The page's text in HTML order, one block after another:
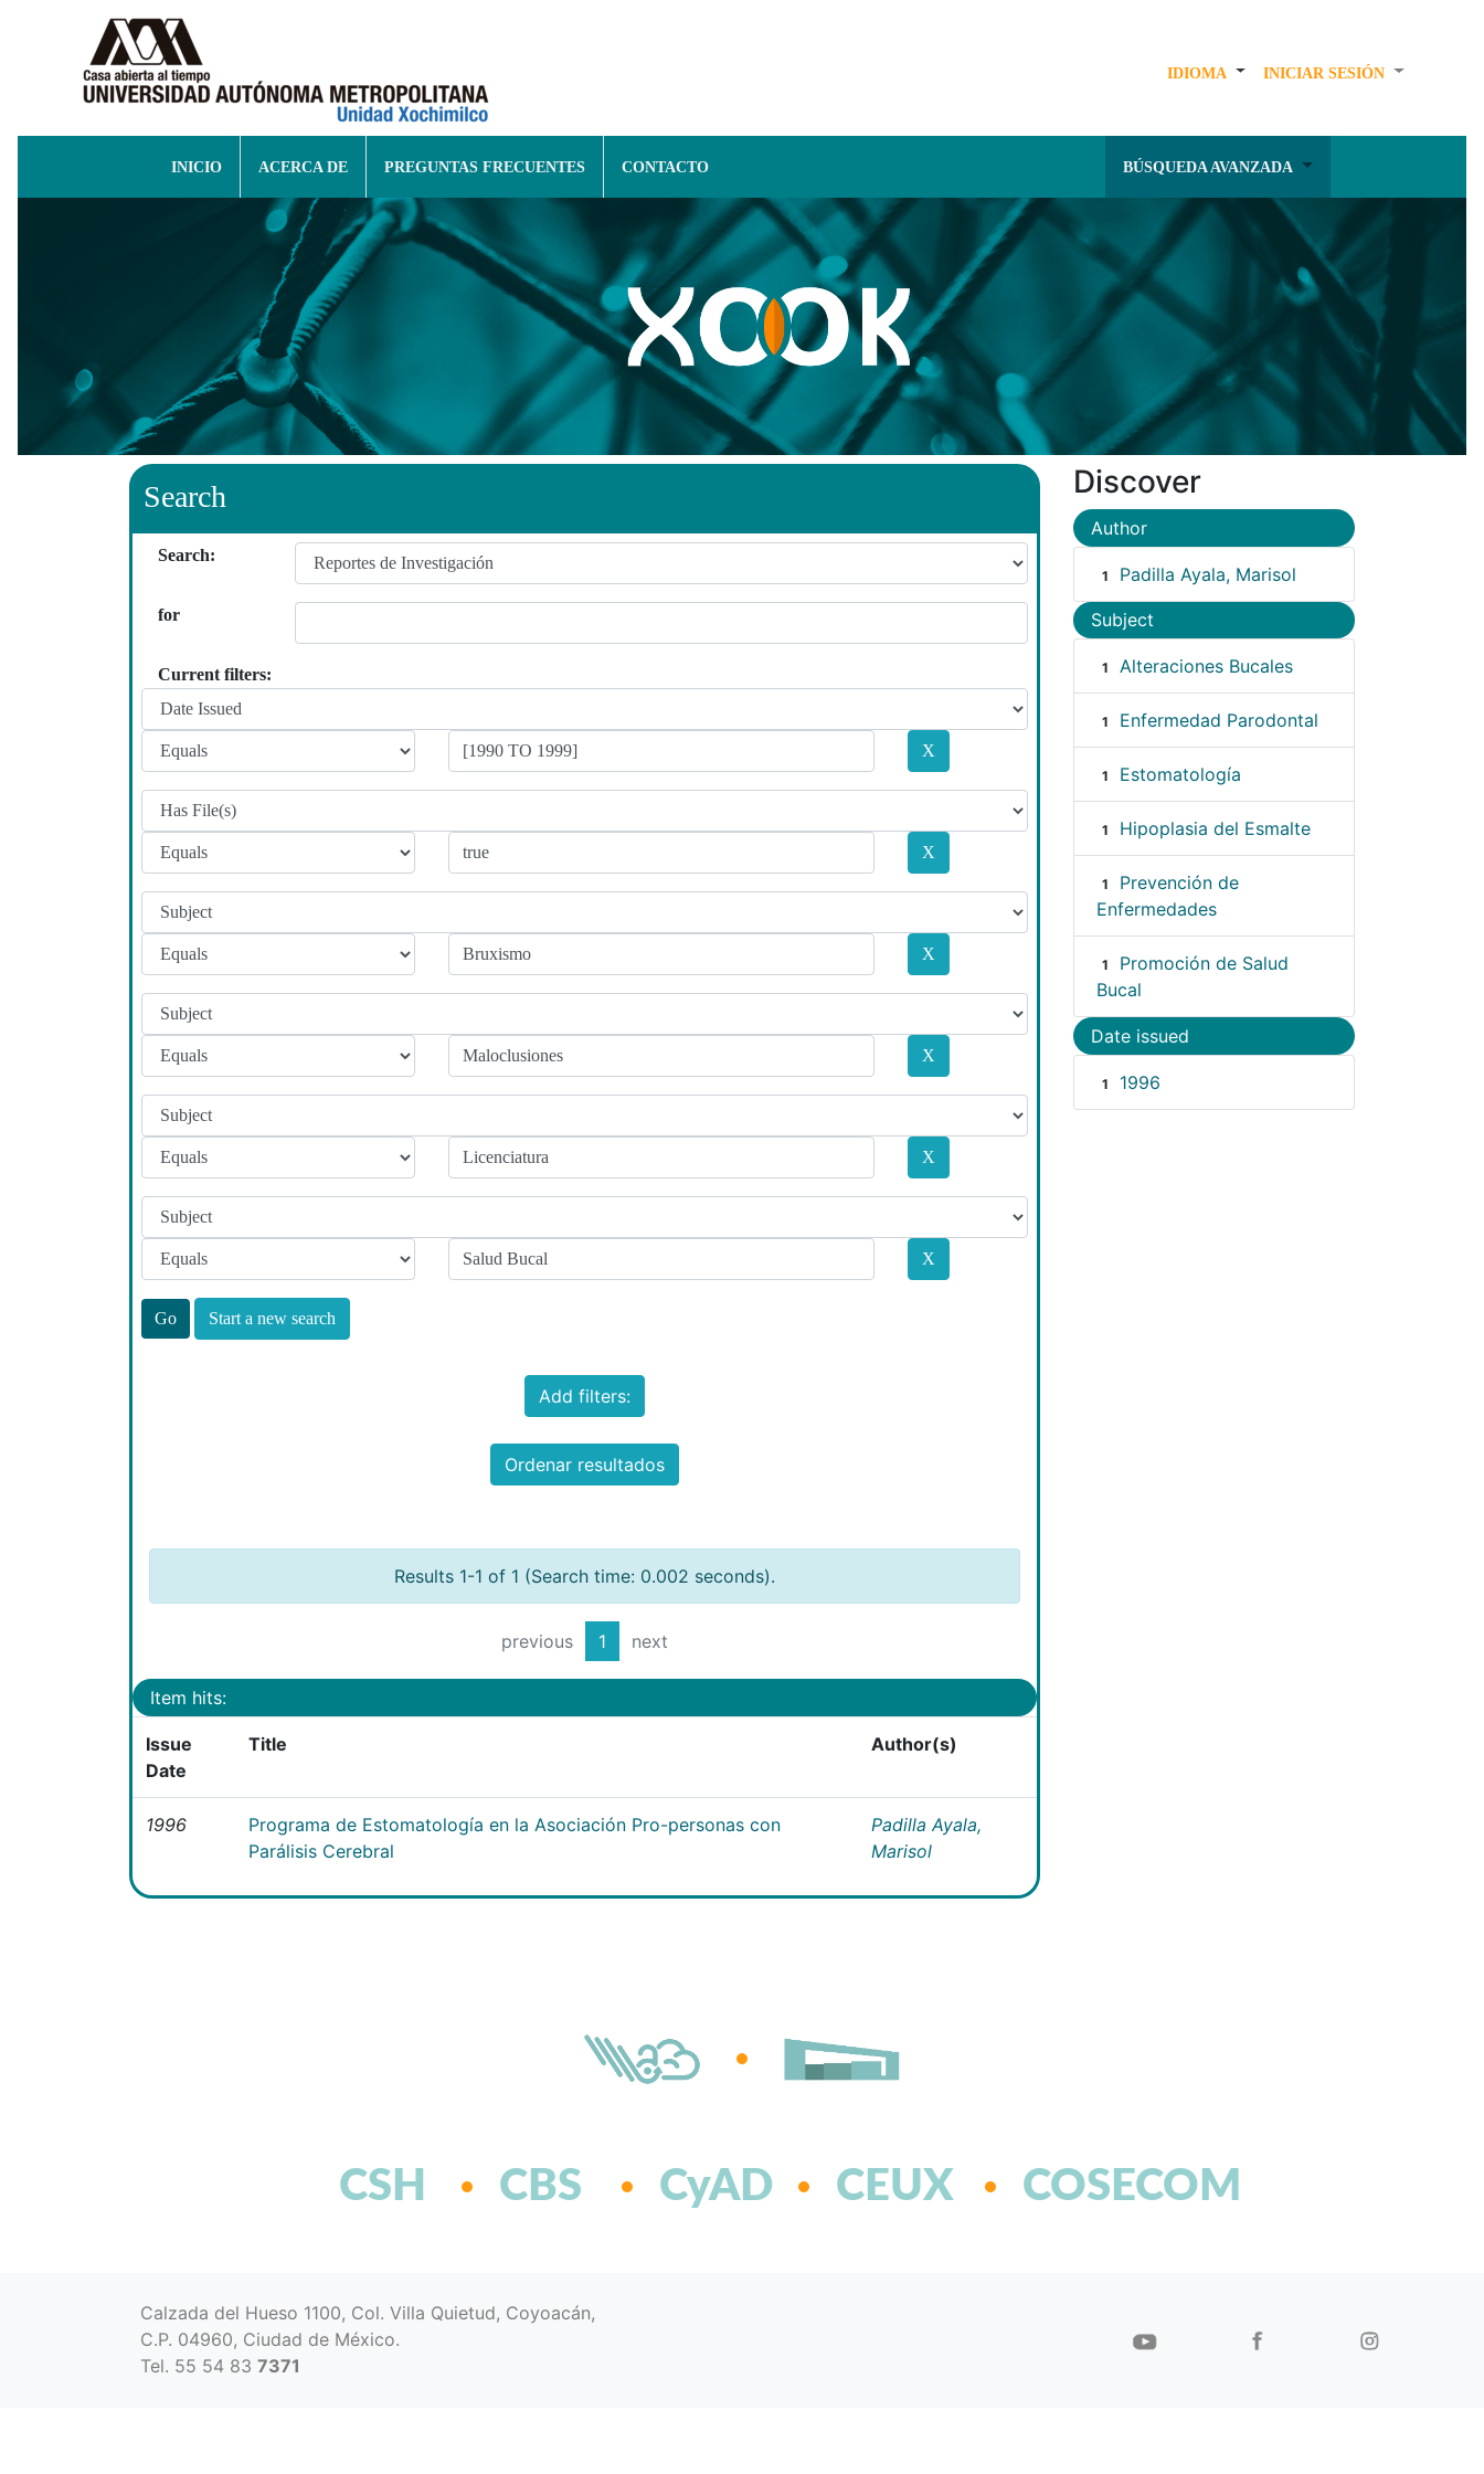
IDIOMA INICIAR SESIÓN
INICIO ACERCA DE PREGUNTAS FRECUENTES CONTACTO BÚSQUEDA AVANZADA
Search
Search:
for
Current filters:
Start a new search
Add filters:
Ordenar resultados
Results 1-1 of 1 (Search time: 0.002 seconds).
previous 1 next
Item hits:
Issue
Date
Title Author(s)
1996
Programa de Estomatología en la Asociación Pro-personas con
Parálisis Cerebral
Padilla Ayala,
Marisol
Discover
Author
1 Padilla Ayala, Marisol
Subject
1 Alteraciones Bucales
1 Enfermedad Parodontal
1 Estomatología
1 Hipoplasia del Esmalte
1
Prevención de
Enfermedades
1
Promoción de Salud
Bucal
Date issued
1 1996
CSH CBS CyAD CEUX COSECOM
Calzada del Hueso 1100, Col. Villa Quietud, Coyoacán,
C.P. 04960, Ciudad de México.
Tel. 55 54 83 7371